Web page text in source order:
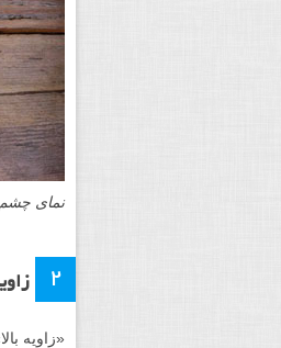
نمای چشم
۲
«زاویه